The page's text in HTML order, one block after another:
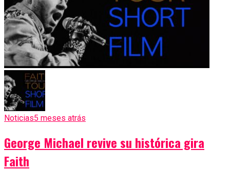
Noticias5 meses atrás
George Michael revive su histórica gira
Faith